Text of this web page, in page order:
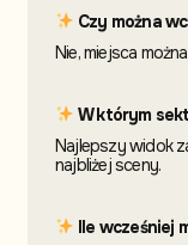
Czy można
Nie, miejsca
W którym
Najlepszy widok
najbliżej sceny.
Ile wcześniej